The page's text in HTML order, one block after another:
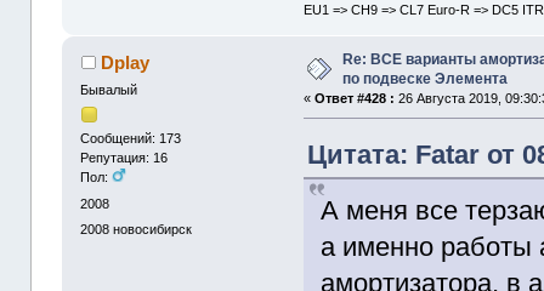
EU1 => CH9 => CL7 Euro-R => DC5
Dplay
Бывалый
Сообщений: 173
Репутация: 16
Пол:
2008
2008 новосибирск
Re: ВСЕ варианты
по подвеске Элемента
«Ответ #428 : 26 Августа 2019,
Цитата: Fatar от
А меня все
а именно работы
амортизатора, в